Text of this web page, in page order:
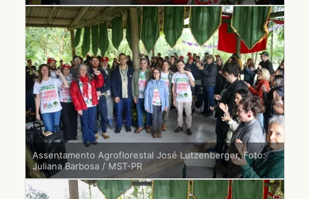
Assentamento Agroflorestal José Lutzenberger, Foto:
Juliana Barbosa / MST-PR